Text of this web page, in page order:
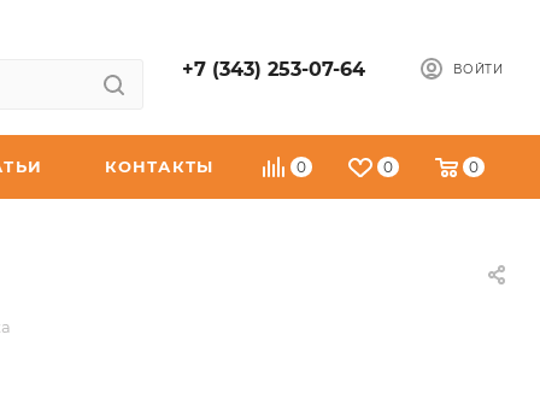
+7 (343) 253-07-64 ВОЙТИ
0 0 0
КОНТАКТЫ